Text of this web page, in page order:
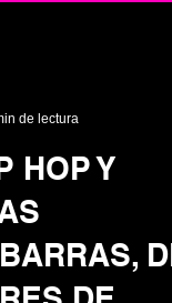
de lectura
HOP Y
DE